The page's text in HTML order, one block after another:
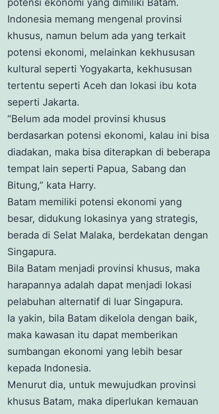
potensi ekonomi yang dimiliki Batam.
Indonesia memang mengenal provinsi
khusus, namun belum ada yang terkait
potensi ekonomi, melainkan kekhususan
kultural seperti Yogyakarta, kekhususan
tertentu seperti Aceh dan lokasi ibu kota
seperti Jakarta.
“Belum ada model provinsi khusus
berdasarkan potensi ekonomi, kalau ini bisa
diadakan, maka bisa diterapkan di beberapa
tempat lain seperti Papua, Sabang dan
Bitung,” kata Harry.
Batam memiliki potensi ekonomi yang
besar, didukung lokasinya yang strategis,
berada di Selat Malaka, berdekatan dengan
Singapura.
Bila Batam menjadi provinsi khusus, maka
harapannya adalah dapat menjadi lokasi
pelabuhan alternatif di luar Singapura.
Ia yakin, bila Batam dikelola dengan baik,
maka kawasan itu dapat memberikan
sumbangan ekonomi yang lebih besar
kepada Indonesia.
Menurut dia, untuk mewujudkan provinsi
khusus Batam, maka diperlukan kemauan